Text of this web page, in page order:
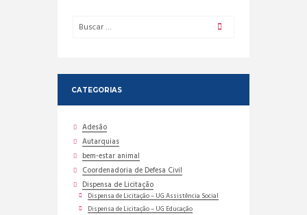
CATEGORIAS
Adesão
Autarquias
bem-estar animal
Coordenadoria de Defesa Civil
Dispensa de Licitação
Dispensa de Licitação – UG Assistência Social
Dispensa de Licitação – UG Educação